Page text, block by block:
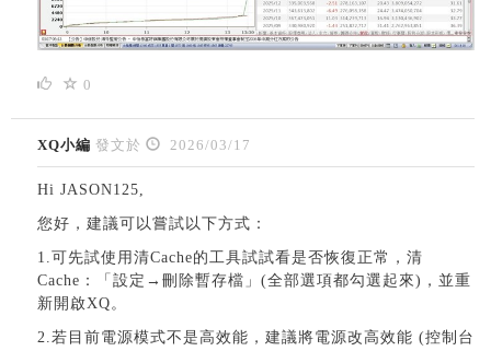
0
XQ小編 發文於 2026/03/17
Hi JASON125,
您好，建議可以嘗試以下方式：
1.可先試使用清Cache的工具試試看是否恢復正常，清
Cache：「設定→刪除暫存檔」(全部選項都勾選起來)，並重
新開啟XQ。
2.若目前電源模式不是高效能，建議將電源改高效能 (控制台